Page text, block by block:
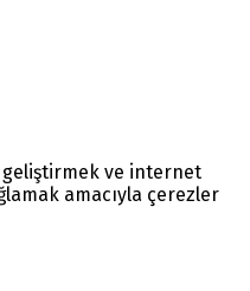
geliştirmek ve internet
amacıyla çerezler